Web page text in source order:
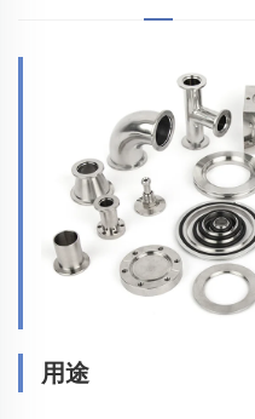
用途